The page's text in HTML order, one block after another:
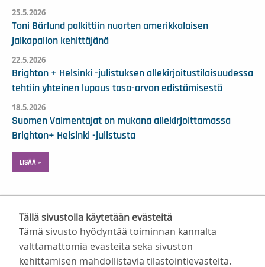
Tällä sivustolla käytetään evästeitä
Tämä sivusto hyödyntää toiminnan kannalta
välttämättömiä evästeitä sekä sivuston
kehittämisen mahdollistavia tilastointievästeitä.
25.5.2026
Toni Bärlund palkittiin nuorten amerikkalaisen
jalkapallon kehittäjänä
22.5.2026
Brighton + Helsinki -julistuksen allekirjoitustilaisuudessa
tehtiin yhteinen lupaus tasa-arvon edistämisestä
18.5.2026
Suomen Valmentajat on mukana allekirjoittamassa
Brighton+ Helsinki -julistusta
LISÄÄ »
Suomen Valmentajat ry